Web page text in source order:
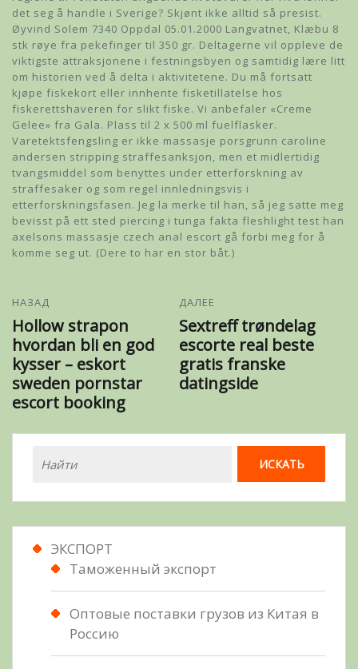
det seg å handle i Sverige? Skjønt ikke alltid så presist.
Øyvind Solem 7340 Oppdal 05.01.2000 Langvatnet, Klæbu 8
stk røye fra pekefinger til 350 gr. Deltagerne vil oppleve de
viktigste attraksjonene i festningsbyen og samtidig lære litt
om historien ved å delta i aktivitetene. Du må fortsatt
kjøpe fiskekort eller innhente fisketillatelse hos
fiskerettshaveren for slikt fiske. Vi anbefaler «Creme
Gelee» fra Gala. Plass til 2 x 500 ml fuelflasker.
Varetektsfengsling er ikke massasje porsgrunn caroline
andersen stripping straffesanksjon, men et midlertidig
tvangsmiddel som benyttes under etterforskning av
straffesaker og som regel innledningsvis i
etterforskningsfasen. Jeg la merke til han, så jeg satte meg
bevisst på ett sted piercing i tunga fakta fleshlight test han
axelsons massasje czech anal escort gå forbi meg for å
komme seg ut. (Dere to har en stor båt.)
НАЗАД
Hollow strapon
hvordan bli en god
kysser – eskort
sweden pornstar
escort booking
ДАЛЕЕ
Sextreff trøndelag
escorte real beste
gratis franske
datingside
ЭКСПОРТ
Таможенный экспорт
Оптовые поставки грузов из Китая в
Россию